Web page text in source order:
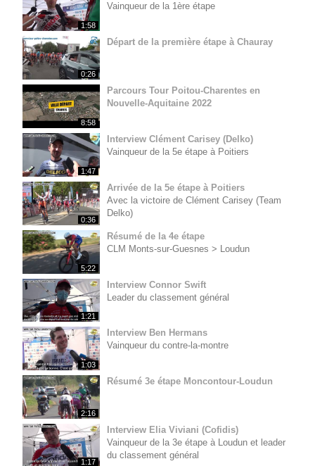
1:58
Vainqueur de la 1ère étape
0:26
Départ de la première étape à Chauray
8:58
Parcours Tour Poitou-Charentes en
Nouvelle-Aquitaine 2022
1:47
Interview Clément Carisey (Delko)
Vainqueur de la 5e étape à Poitiers
0:36
Arrivée de la 5e étape à Poitiers
Avec la victoire de Clément Carisey (Team
Delko)
5:22
Résumé de la 4e étape
CLM Monts-sur-Guesnes > Loudun
1:21
Interview Connor Swift
Leader du classement général
1:03
Interview Ben Hermans
Vainqueur du contre-la-montre
2:16
Résumé 3e étape Moncontour-Loudun
1:17
Interview Elia Viviani (Cofidis)
Vainqueur de la 3e étape à Loudun et leader
du classement général